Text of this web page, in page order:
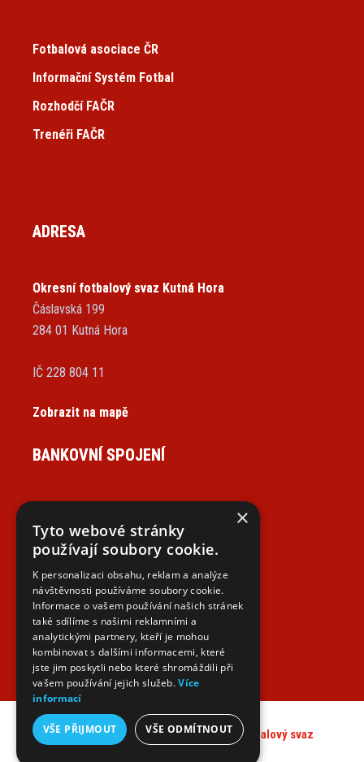
Fotbalová asociace ČR
Informační Systém Fotbal
Rozhodčí FAČR
Trenéři FAČR
ADRESA
Okresní fotbalový svaz Kutná Hora
Čáslavská 199
284 01 Kutná Hora
IČ 228 804 11
Zobrazit na mapě
BANKOVNÍ SPOJENÍ
NAJDETE NÁS NA SOCIÁLNÍCH SÍTÍCH
Všechna práva vyhrazena © 2026 - Okresní fotbalový svaz
×
Tyto webové stránky
používají soubory cookie.
K personalizaci obsahu, reklam a analýze
návštěvnosti používáme soubory cookie.
Informace o vašem používání našich stránek
také sdílíme s našimi reklamními a
analytickými partnery, kteří je mohou
kombinovat s dalšími informacemi, které
jste jim poskytli nebo které shromáždili při
vašem používání jejich služeb.Více
informací
VŠE PŘIJMOUT VŠE ODMÍTNOUT